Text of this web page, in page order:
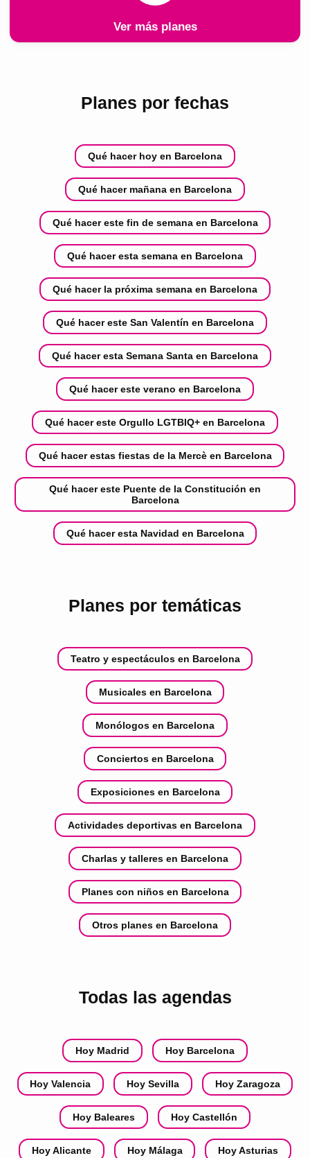
Ver más planes
Planes por fechas
Qué hacer hoy en Barcelona
Qué hacer mañana en Barcelona
Qué hacer este fin de semana en Barcelona
Qué hacer esta semana en Barcelona
Qué hacer la próxima semana en Barcelona
Qué hacer este San Valentín en Barcelona
Qué hacer esta Semana Santa en Barcelona
Qué hacer este verano en Barcelona
Qué hacer este Orgullo LGTBIQ+ en Barcelona
Qué hacer estas fiestas de la Mercè en Barcelona
Qué hacer este Puente de la Constitución en
Barcelona
Qué hacer esta Navidad en Barcelona
Planes por temáticas
Teatro y espectáculos en Barcelona
Musicales en Barcelona
Monólogos en Barcelona
Conciertos en Barcelona
Exposiciones en Barcelona
Actividades deportivas en Barcelona
Charlas y talleres en Barcelona
Planes con niños en Barcelona
Otros planes en Barcelona
Todas las agendas
Hoy Madrid Hoy Barcelona
Hoy Valencia Hoy Sevilla Hoy Zaragoza
Hoy Baleares Hoy Castellón
Hoy Alicante Hoy Málaga Hoy Asturias